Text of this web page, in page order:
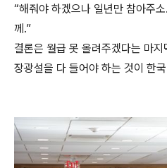
“해줘야 하겠으나 일년만 참아주
께.”
결론은 월급 못 올려주겠다는 마
장광설을 다 들어야 하는 것이 한